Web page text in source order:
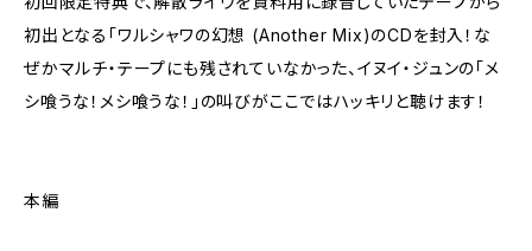
初出となる「ワルシャワの幻想 (Another Mix)のCDを封入！な
ぜかマルチ・テープにも残されていなかった、イヌイ・ジュンの「メ
シ喰うな！メシ喰うな！」の叫びがここではハッキリと聴けます！
本編